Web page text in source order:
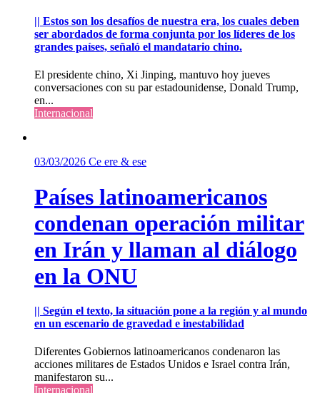
|| Estos son los desafíos de nuestra era, los cuales deben
ser abordados de forma conjunta por los líderes de los
grandes países, señaló el mandatario chino.
El presidente chino, Xi Jinping, mantuvo hoy jueves
conversaciones con su par estadounidense, Donald Trump,
en...
Internacional
03/03/2026 Ce ere & ese
Países latinoamericanos
condenan operación militar
en Irán y llaman al diálogo
en la ONU
|| Según el texto, la situación pone a la región y al mundo
en un escenario de gravedad e inestabilidad
Diferentes Gobiernos latinoamericanos condenaron las
acciones militares de Estados Unidos e Israel contra Irán,
manifestaron su...
Internacional